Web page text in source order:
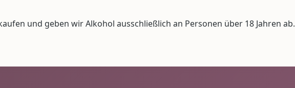
und geben wir Alkohol ausschließlich an Personen über 18 Jahren ab.